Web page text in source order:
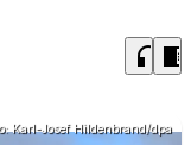
headphones chrome_reader_mode
Karl-Josef Hildenbrand/dpa